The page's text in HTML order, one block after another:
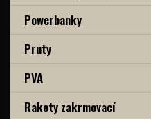
Powerbanky
Pruty
PVA
Rakety zakrmovací